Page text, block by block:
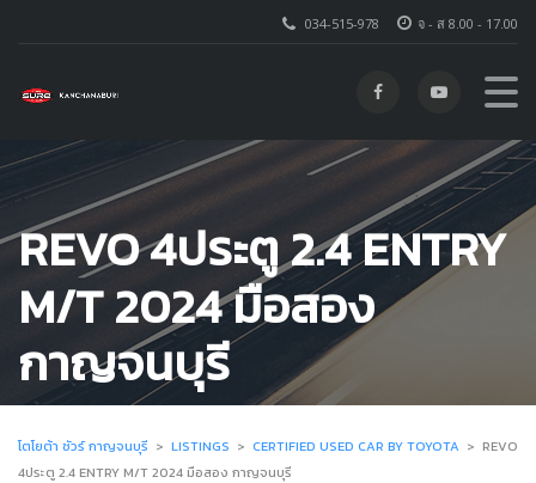
จ - ส 8.00 - 17.00
034-515-978
REVO 4ประตู 2.4 ENTRY
M/T 2024 มือสอง
กาญจนบุรี
โตโยต้า ชัวร์ กาญจนบุรี > LISTINGS > CERTIFIED USED CAR BY TOYOTA > REVO
4ประตู 2.4 ENTRY M/T 2024 มือสอง กาญจนบุรี